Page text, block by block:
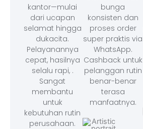
kantor—mulai
dari ucapan
selamat hingga
dukacita.
Pelayanannya
cepat, hasilnya
selalu rapi, .
Sangat
membantu
untuk
kebutuhan rutin
perusahaan.
bunga
konsisten dan
proses order
super praktis via
WhatsApp.
Cashback untuk
pelanggan rutin
benar-benar
terasa
manfaatnya.